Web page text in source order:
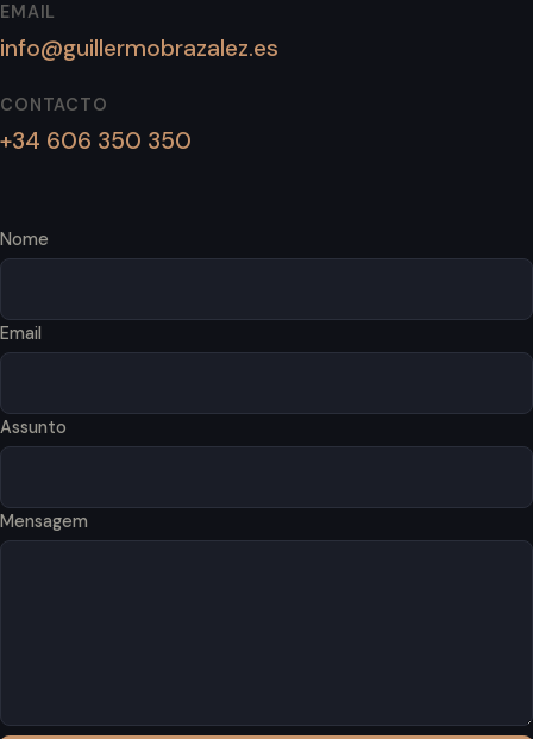
EMAIL
info@guillermobrazalez.es
CONTACTO
+34 606 350 350
Nome
Email
Assunto
Mensagem